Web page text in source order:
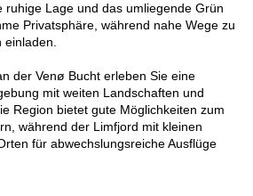
ruhige Lage und das umliegende Grün
Privatsphäre, während nahe Wege zu
einladen.
der Venø Bucht erleben Sie eine
mit weiten Landschaften und
Region bietet gute Möglichkeiten zum
während der Limfjord mit kleinen
für abwechslungsreiche Ausflüge